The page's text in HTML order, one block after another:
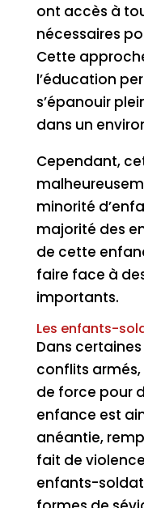
ont accès à
nécessaires
Cette
l’éducation
s’épanouir
dans un
Cependant,
minorité
majorité des
de cette
faire face à
importants.
Les enfants-
Dans
conflits
de force pour
enfance est
anéantie,
fait de
enfants-